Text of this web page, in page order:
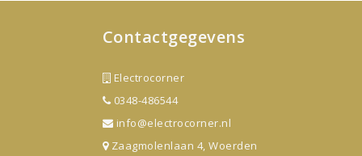
Contactgegevens
Electrocorner
0348-486544
info@electrocorner.nl
Zaagmolenlaan 4, Woerden